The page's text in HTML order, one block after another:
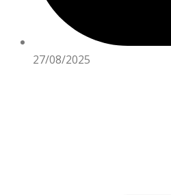
27/08/2025